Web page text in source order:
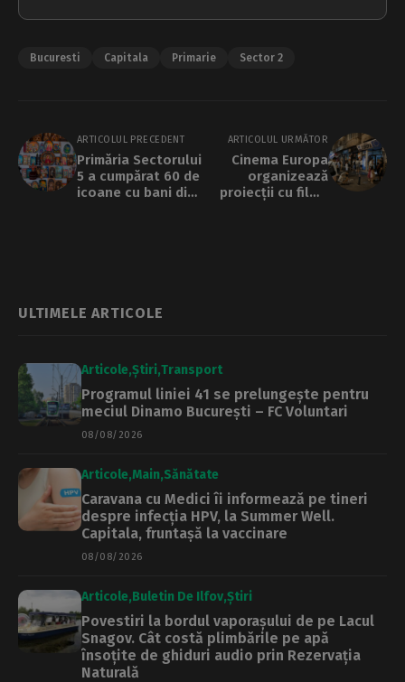
Bucuresti Capitala Primarie Sector 2
ARTICOLUL PRECEDENT
Primăria Sectorului
5 a cumpărat 60 de
icoane cu bani din
ARTICOLUL URMĂTOR
Cinema Europa
organizează
proiecții cu filme
ULTIMELE ARTICOLE
Articole Știri Transport
Programul liniei 41 se prelungește pentru
meciul Dinamo București – FC Voluntari
08/08/2026
Articole Main Sănătate
Caravana cu Medici îi informează pe tineri
despre infecția HPV, la Summer Well.
Capitala, fruntașă la vaccinare
08/08/2026
Articole Buletin De Ilfov Știri
Povestiri la bordul vaporașului de pe Lacul
Snagov. Cât costă plimbările pe apă
însoțite de ghiduri audio prin Rezervația
Naturală